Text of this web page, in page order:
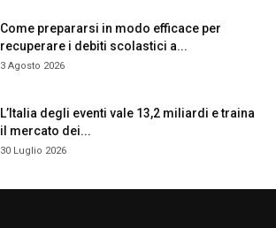
Come prepararsi in modo efficace per
recuperare i debiti scolastici a...
3 Agosto 2026
L’Italia degli eventi vale 13,2 miliardi e traina
il mercato dei...
30 Luglio 2026